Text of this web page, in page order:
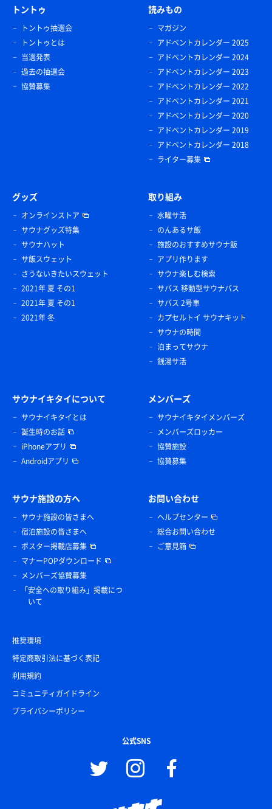
トントゥ
トントゥ抽選会
トントゥとは
当選発表
過去の抽選会
協賛募集
読みもの
マガジン
アドベントカレンダー 2025
アドベントカレンダー 2024
アドベントカレンダー 2023
アドベントカレンダー 2022
アドベントカレンダー 2021
アドベントカレンダー 2020
アドベントカレンダー 2019
アドベントカレンダー 2018
ライター募集
グッズ
オンラインストア
サウナグッズ特集
サウナハット
サ飯スウェット
さうないきたいスウェット
2021年 夏 その1
2021年 夏 その1
2021年 冬
取り組み
水曜サ活
のんあるサ飯
施設のおすすめサウナ飯
アプリ作ります
サウナ楽しむ検索
サバス 移動型サウナバス
サバス 2号車
カプセルトイ サウナキット
サウナの時間
泊まってサウナ
銭湯サ活
サウナイキタイについて
サウナイキタイとは
誕生時のお話
iPhoneアプリ
Androidアプリ
メンバーズ
サウナイキタイメンバーズ
メンバーズロッカー
協賛施設
協賛募集
サウナ施設の方へ
サウナ施設の皆さまへ
宿泊施設の皆さまへ
ポスター掲載店募集
マナーPOPダウンロード
メンバーズ協賛募集
「安全への取り組み」掲載につ
いて
お問い合わせ
ヘルプセンター
総合お問い合わせ
ご意見箱
推奨環境
特定商取引法に基づく表記
利用規約
コミュニティガイドライン
プライバシーポリシー
公式SNS